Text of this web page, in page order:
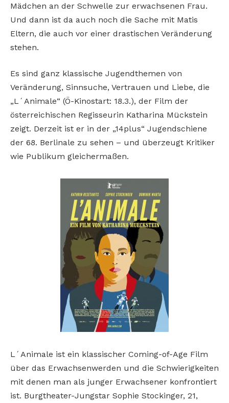
Mädchen an der Schwelle zur erwachsenen Frau.
Und dann ist da auch noch die Sache mit Matis
Eltern, die auch vor einer drastischen Veränderung
stehen.
Es sind ganz klassische Jugendthemen von
Veränderung, Sinnsuche, Vertrauen und Liebe, die
„L´Animale“ (Ö-Kinostart: 18.3.), der Film der
österreichischen Regisseurin Katharina Mückstein
zeigt. Derzeit ist er in der „14plus“ Jugendschiene
der 68. Berlinale zu sehen – und überzeugt Kritiker
wie Publikum gleichermaßen.
L´Animale ist ein klassischer Coming-of-Age Film
über das Erwachsenwerden und die Schwierigkeiten
mit denen man als junger Erwachsener konfrontiert
ist. Burgtheater-Jungstar Sophie Stockinger, 21,